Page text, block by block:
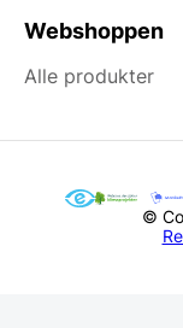
Webshoppen
Alle produkter
©